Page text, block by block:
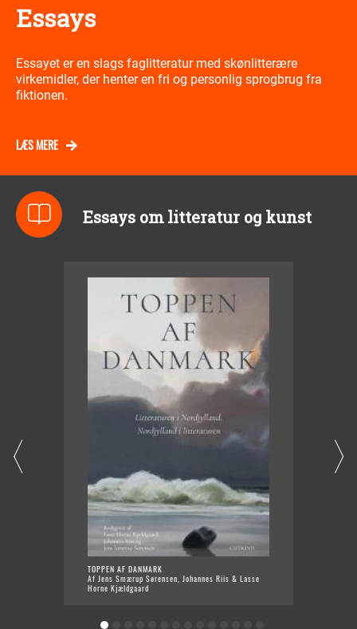
Essays
Essayet er en slags faglitteratur med skønlitterære
virkemidler, der henter en fri og personlig sprogbrug fra
fiktionen.
LÆS MERE
Essays om litteratur og kunst
TOPPEN AF DANMARK
Af Jens Smærup Sørensen, Johannes Riis & Lasse
Horne Kjældgaard